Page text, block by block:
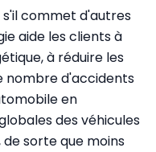
commet d'autres
aide les clients à
à réduire les
nombre d'accidents
en
des véhicules
sorte que moins